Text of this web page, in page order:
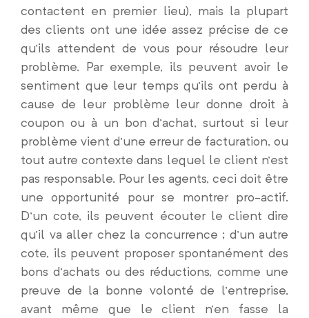
contactent en premier lieu), mais la plupart
des clients ont une idée assez précise de ce
qu’ils attendent de vous pour résoudre leur
problème. Par exemple, ils peuvent avoir le
sentiment que leur temps qu’ils ont perdu à
cause de leur problème leur donne droit à
coupon ou à un bon d’achat, surtout si leur
problème vient d’une erreur de facturation, ou
tout autre contexte dans lequel le client n’est
pas responsable. Pour les agents, ceci doit être
une opportunité pour se montrer pro-actif.
D’un cote, ils peuvent écouter le client dire
qu’il va aller chez la concurrence ; d’un autre
cote, ils peuvent proposer spontanément des
bons d’achats ou des réductions, comme une
preuve de la bonne volonté de l’entreprise,
avant même que le client n’en fasse la